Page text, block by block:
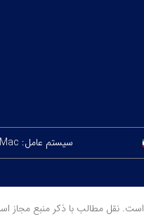
سیستم عامل: Mac
مطالب با ذکر منبع مجاز است. | آخرین